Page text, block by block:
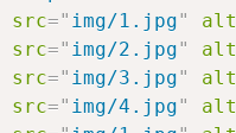
src=" img/1.jpg" alt
src=" img/2.jpg" alt
src=" img/3.jpg" alt
src=" img/4.jpg" alt